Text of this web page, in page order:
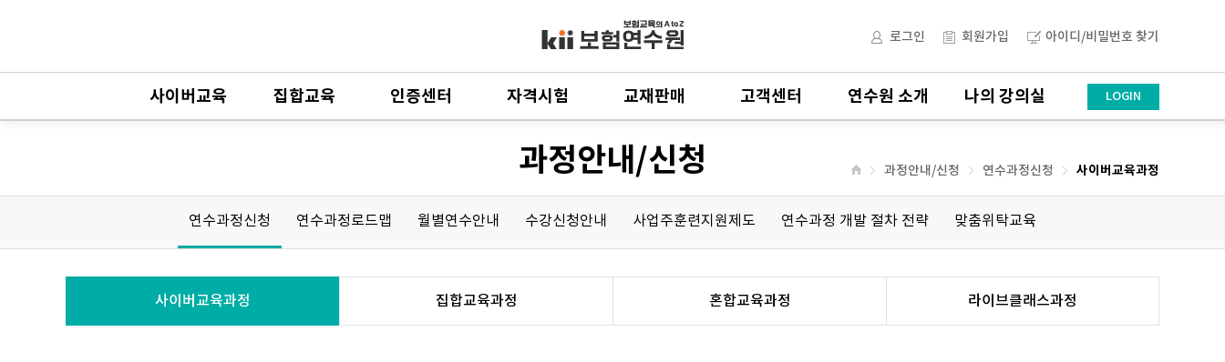
로그인 회원가입 아이디/비밀번호 찾기
사이버교육 집합교육 인증센터 자격시험 교재판매 고객센터 연수원 소개 나의 강의실 LOGIN
과정안내/신청 과정안내/신청 연수과정신청 사이버교육과정
연수과정신청 연수과정로드맵 월별연수안내 수강신청안내 사업주훈련지원제도 연수과정 개발 절차 전략 맞춤위탁교육
사이버교육과정 집합교육과정 혼합교육과정 라이브클래스과정